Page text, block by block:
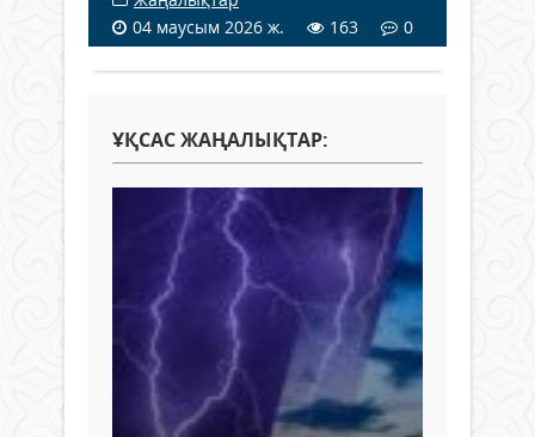
04 маусым 2026 ж.
163 0
ҰҚСАС ЖАҢАЛЫҚТАР: